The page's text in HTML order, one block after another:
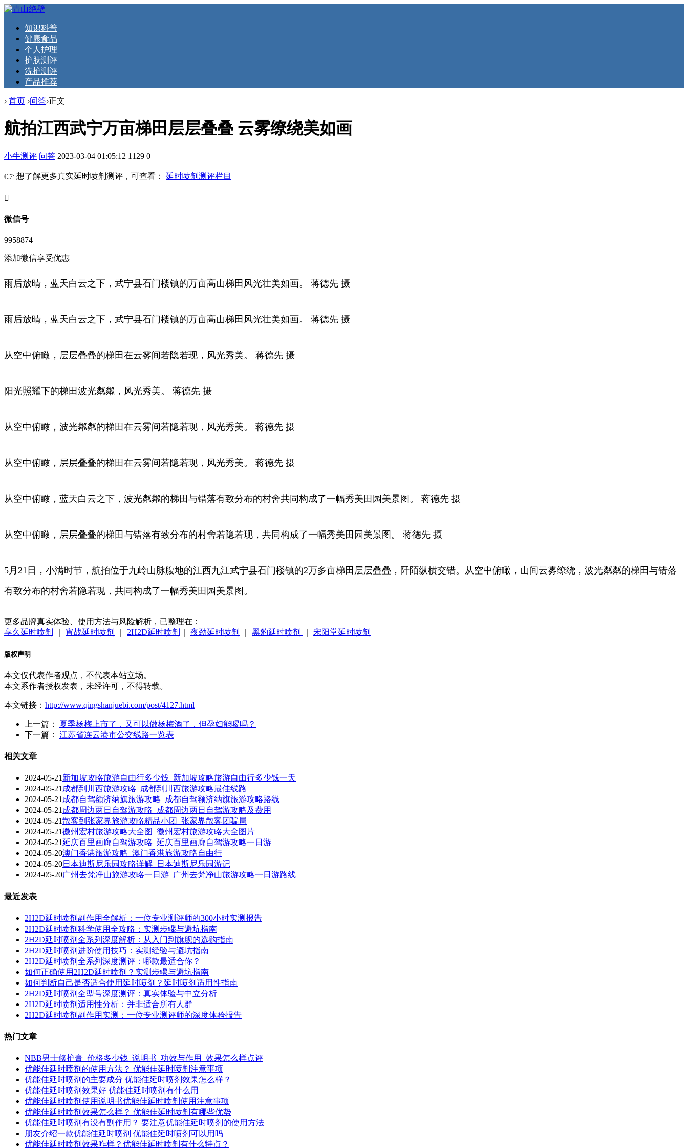
知识科普
健康食品
个人护理
护肤测评
洗护测评
产品推荐
› 首页 ›问答›正文
航拍江西武宁万亩梯田层层叠叠 云雾缭绕美如画
小牛测评 问答 2023-03-04 01:05:12 1129 0
👉 想了解更多真实延时喷剂测评，可查看： 延时喷剂测评栏目
󦘖
微信号
9958874
添加微信享受优惠
雨后放晴，蓝天白云之下，武宁县石门楼镇的万亩高山梯田风光壮美如画。 蒋德先 摄
雨后放晴，蓝天白云之下，武宁县石门楼镇的万亩高山梯田风光壮美如画。 蒋德先 摄
从空中俯瞰，层层叠叠的梯田在云雾间若隐若现，风光秀美。 蒋德先 摄
阳光照耀下的梯田波光粼粼，风光秀美。 蒋德先 摄
从空中俯瞰，波光粼粼的梯田在云雾间若隐若现，风光秀美。 蒋德先 摄
从空中俯瞰，层层叠叠的梯田在云雾间若隐若现，风光秀美。 蒋德先 摄
从空中俯瞰，蓝天白云之下，波光粼粼的梯田与错落有致分布的村舍共同构成了一幅秀美田园美景图。 蒋德先 摄
从空中俯瞰，层层叠叠的梯田与错落有致分布的村舍若隐若现，共同构成了一幅秀美田园美景图。 蒋德先 摄
5月21日，小满时节，航拍位于九岭山脉腹地的江西九江武宁县石门楼镇的2万多亩梯田层层叠叠，阡陌纵横交错。从空中俯瞰，山间云雾缭绕，波光粼粼的梯田与错落
有致分布的村舍若隐若现，共同构成了一幅秀美田园美景图。
更多品牌真实体验、使用方法与风险解析，已整理在：
享久延时喷剂
宵战延时喷剂 2H2D延时喷剂 夜劲延时喷剂 黑豹延时喷剂 宋阳堂延时喷剂
版权声明
本文仅代表作者观点，不代表本站立场。
本文系作者授权发表，未经许可，不得转载。
本文链接： http://www.qingshanjuebi.com/post/4127.html
上一篇： 夏季杨梅上市了，又可以做杨梅酒了，但孕妇能喝吗？
下一篇： 江苏省连云港市公交线路一览表
相关文章
2024-05-21 新加坡攻略旅游自由行多少钱_新加坡攻略旅游自由行多少钱一天
2024-05-21 成都到川西旅游攻略_成都到川西旅游攻略最佳线路
2024-05-21 成都自驾额济纳旗旅游攻略_成都自驾额济纳旗旅游攻略路线
2024-05-21 成都周边两日自驾游攻略_成都周边两日自驾游攻略及费用
2024-05-21散客到张家界旅游攻略精品小团_张家界散客团骗局
2024-05-21徽州宏村旅游攻略大全图_徽州宏村旅游攻略大全图片
2024-05-21延庆百里画廊自驾游攻略_延庆百里画廊自驾游攻略一日游
2024-05-20澳门香港旅游攻略_澳门香港旅游攻略自由行
2024-05-20日本迪斯尼乐园攻略详解_日本迪斯尼乐园游记
2024-05-20广州去梵净山旅游攻略一日游_广州去梵净山旅游攻略一日游路线
最近发表
2H2D延时喷剂副作用全解析：一位专业测评师的300小时实测报告
2H2D延时喷剂科学使用全攻略：实测步骤与避坑指南
2H2D延时喷剂全系列深度解析：从入门到旗舰的选购指南
2H2D延时喷剂进阶使用技巧：实测经验与避坑指南
2H2D延时喷剂全系列深度测评：哪款最适合你？
如何正确使用2H2D延时喷剂？实测步骤与避坑指南
如何判断自己是否适合使用延时喷剂？延时喷剂适用性指南
2H2D延时喷剂全型号深度测评：真实体验与中立分析
2H2D延时喷剂适用性分析：并非适合所有人群
2H2D延时喷剂副作用实测：一位专业测评师的深度体验报告
热门文章
NBB男士修护膏_价格多少钱_说明书_功效与作用_效果怎么样点评
优能佳延时喷剂的使用方法？ 优能佳延时喷剂注意事项
优能佳延时喷剂的主要成分 优能佳延时喷剂效果怎么样？
优能佳延时喷剂效果好 优能佳延时喷剂有什么用
优能佳延时喷剂使用说明书优能佳延时喷剂使用注意事项
优能佳延时喷剂效果怎么样？ 优能佳延时喷剂有哪些优势
优能佳延时喷剂有没有副作用？ 要注意优能佳延时喷剂的使用方法
朋友介绍一款优能佳延时喷剂 优能佳延时喷剂可以用吗
优能佳延时喷剂效果咋样？优能佳延时喷剂有什么特点？